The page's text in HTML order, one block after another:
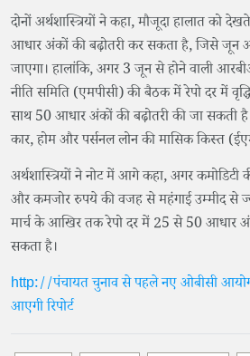
दोनों अर्थशास्त्रियों ने कहा, मौजूदा हालात को
आधार अंकों की बढ़ोतरी कर सकता है, जिसे जून
जाएगा। हालांकि, अगर 3 जून से होने वाली
नीति समिति (एमपीसी) की बैठक में रेपो दर में
साथ 50 आधार अंकों की बढ़ोतरी की जा
कार, होम और पर्सनल लोन की मासिक किस्त
अर्थशास्त्रियों ने नोट में आगे कहा, अगर कमोडिटी
और कमजोर रुपये की वजह से महंगाई उम्मीद से
मार्च के आखिर तक रेपो दर में 25 से 50 आधार
सकता है।
http://पंचायत चुनाव से पहले नए ओबीसी
आएगी रिपोर्ट